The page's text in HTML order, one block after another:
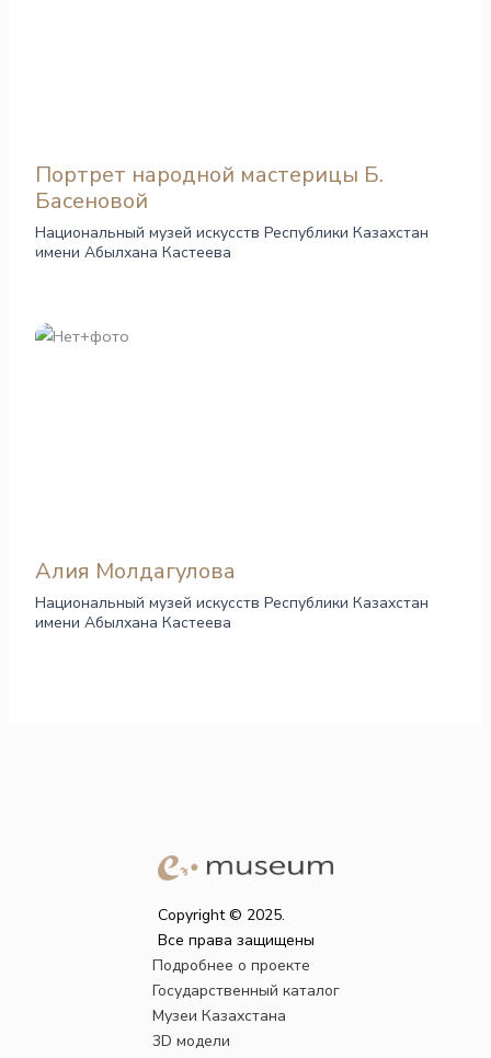
Портрет народной мастерицы Б.
Басеновой
Национальный музей искусств Республики Казахстан
имени Абылхана Кастеева
Алия Молдагулова
Национальный музей искусств Республики Казахстан
имени Абылхана Кастеева
Copyright © 2025.
Все права защищены
Подробнее о проекте
Государственный каталог
Музеи Казахстана
3D модели